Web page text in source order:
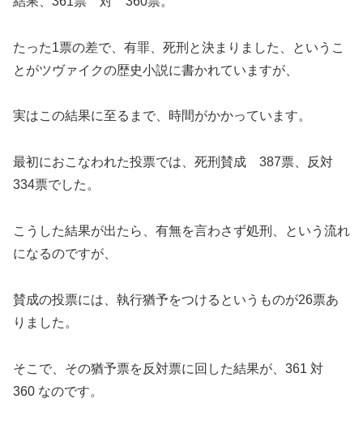
たった1票の差で、有罪、死刑と決まりました、というこ
とがツヴァイクの歴史小説に書かれていますが、
実はこの結果に至るまで、時間がかかっています。
最初におこなわれた投票では、死刑賛成 387票、反対
334票でした。
こうした結果が出たら、有無を言わさず処刑、という流れ
になるのですが、
賛成の投票には、執行猶予をつけるというものが26票あ
りました。
そこで、その猶予票を反対票に回した結果が、361 対
360 なのです。